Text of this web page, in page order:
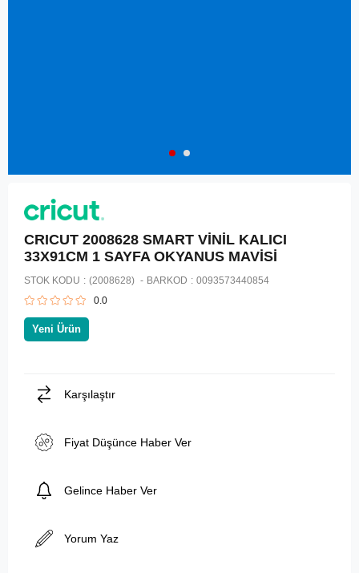
CRICUT 2008628 SMART VİNİL KALICI
33X91CM 1 SAYFA OKYANUS MAVİSİ
STOK KODU (2008628) BARKOD : 0093573440854
0.0
Yeni Ürün
Karşılaştır
Fiyat Düşünce Haber Ver
Gelince Haber Ver
Yorum Yaz